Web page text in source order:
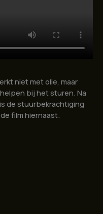
niet met olie, maar
bij het sturen. Na
de stuurbekrachtiging
film hiernaast.